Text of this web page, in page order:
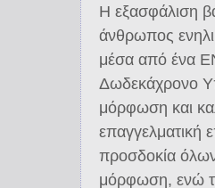
Η εξασφάλιση
άνθρωπος
μέσα από ένα
Δωδεκάχρονο
μόρφωση και
επαγγελματική
προσδοκία
μόρφωση, ενώ